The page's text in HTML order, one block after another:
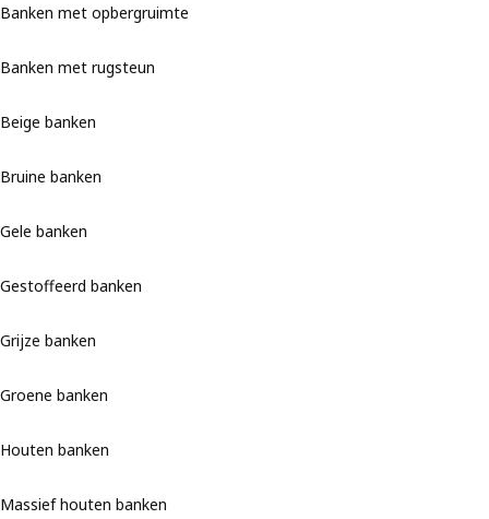
Banken met opbergruimte
Banken met rugsteun
Beige banken
Bruine banken
Gele banken
Gestoffeerd banken
Grijze banken
Groene banken
Houten banken
Massief houten banken